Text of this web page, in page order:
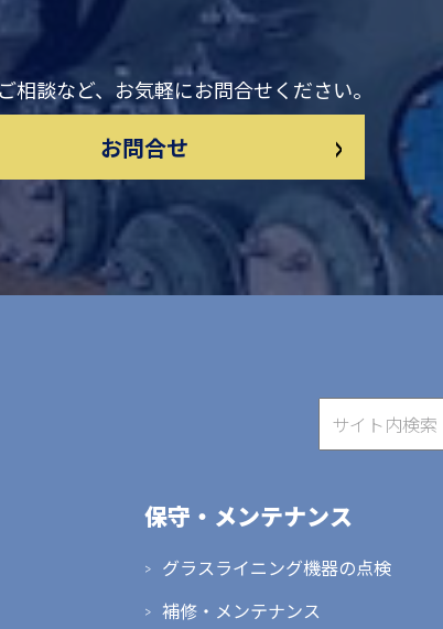
相談など、お気軽にお問合せください。
お問合せ >
保守・メンテナンス
グラスライニング機器の点検
補修・メンテナンス